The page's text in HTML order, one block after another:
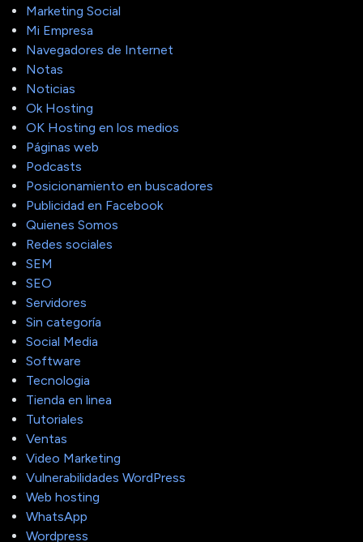
Marketing Social
Mi Empresa
Navegadores de Internet
Notas
Noticias
Ok Hosting
OK Hosting en los medios
Páginas web
Podcasts
Posicionamiento en buscadores
Publicidad en Facebook
Quienes Somos
Redes sociales
SEM
SEO
Servidores
Sin categoría
Social Media
Software
Tecnologia
Tienda en linea
Tutoriales
Ventas
Video Marketing
Vulnerabilidades WordPress
Web hosting
WhatsApp
Wordpress